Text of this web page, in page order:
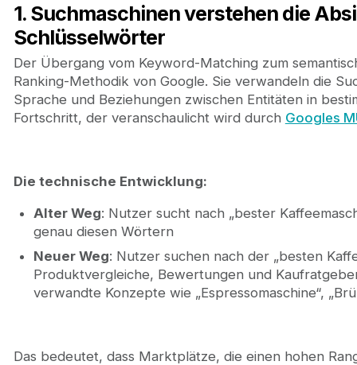
1. Suchmaschinen verstehen die
Schlüsselwörter
Der Übergang vom Keyword-Matching zum
Ranking-Methodik von Google. Sie verwandeln die
Sprache und Beziehungen zwischen Entitäten in
Fortschritt, der veranschaulicht wird durch Googles
Die technische Entwicklung:
Alter Weg: Nutzer sucht nach „bester
genau diesen Wörtern
Neuer Weg: Nutzer suchen nach der „besten
Produktvergleiche, Bewertungen und
verwandte Konzepte wie „Espressomaschine“,
Das bedeutet, dass Marktplätze, die einen hohen